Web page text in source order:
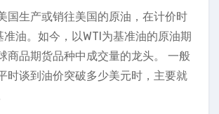
国生产或销往美国的原油，在计价时
准油。如今，以WTI为基准油的原油期
商品期货品种中成交量的龙头。 一般
时谈到油价突破多少美元时，主要就